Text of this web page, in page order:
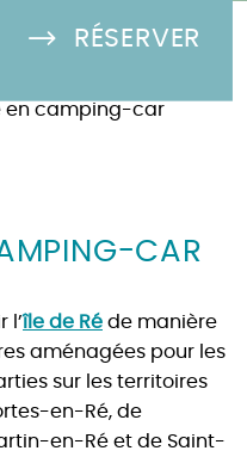
RÉSERVER
à La-Flotte-en-Ré
en camping-car
CAR
l’île de Ré de manière
aménagées pour les
sur les territoires
en-Ré, de
en-Ré et de Saint-